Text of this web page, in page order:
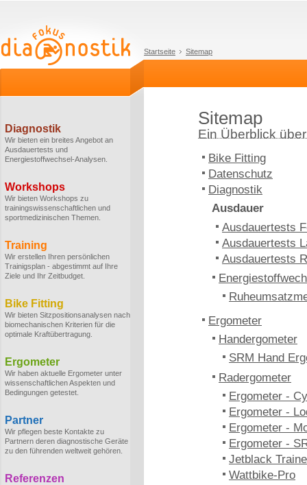
Startseite Sitemap
Diagnostik
Wir bieten ein breites Angebot an
Ausdauertests und
Energiestoffwechsel-Analysen.
Workshops
Wir bieten Workshops zu
trainingswissenschaftlichen und
sportmedizinischen Themen.
Training
Wir erstellen Ihren persönlichen
Trainigsplan - abgestimmt auf Ihre
Ziele und Ihr Zeitbudget.
Bike Fitting
Wir bieten Sitzpositionsanalysen nach
biomechanischen Kriterien für die
optimale Kraftübertragung.
Ergometer
Wir haben aktuelle Ergometer unter
wissenschaftlichen Aspekten und
Bedingungen getestet.
Partner
Wir pflegen beste Kontakte zu
Partnern deren diagnostische Geräte
zu den führenden weltweit gehören.
Referenzen
Sitemap
Ein Überblick
Bike Fitting
Datenschutz
Diagnostik
Ausdauer
Ausdauertests
Ausdauertests
Ausdauertests
Ergometer
Handergometer
SRM Hand
Radergometer
Ergometer -
Ergometer -
Ergometer -
Ergometer -
Jetblack
Wattbike-Pro